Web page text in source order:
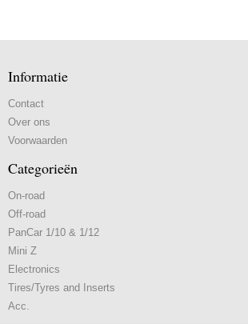
Informatie
Contact
Over ons
Voorwaarden
Categorieën
On-road
Off-road
PanCar 1/10 & 1/12
Mini Z
Electronics
Tires/Tyres and Inserts
Acc.